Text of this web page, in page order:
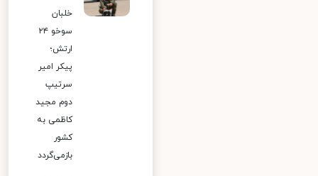
خلبان
سوخو ۲۴
ارتش؛
پیکر امیر
سرتیپ
دوم مجید
کاظمی به
کشور
بازمی‌گردد